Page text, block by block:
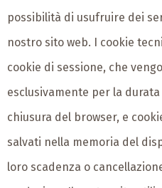
possibilità di usufruire dei
nostro sito web. I cookie
cookie di sessione, che
esclusivamente per la
chiusura del browser, e
salvati nella memoria del
loro scadenza o